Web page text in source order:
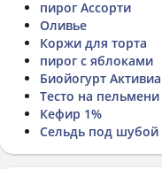
пирог Ассорти
Оливье
Коржи для торта
пирог с яблоками
Биойогурт Активиа
Тесто на
Кефир 1%
Сельдь под шубой